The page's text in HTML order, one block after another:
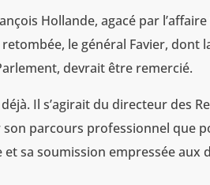
Hollande, agacé par l’affaire
le général Favier, dont
devrait être remercié.
Il s’agirait du directeur des
parcours professionnel que
sa soumission empressée aux